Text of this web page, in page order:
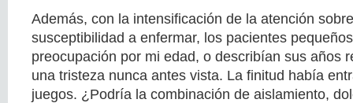
Además, con la intensificación de la atención
susceptibilidad a enfermar, los pacientes
preocupación por mi edad, o describían sus años
una tristeza nunca antes vista. La finitud había
juegos. ¿Podría la combinación de aislamiento,